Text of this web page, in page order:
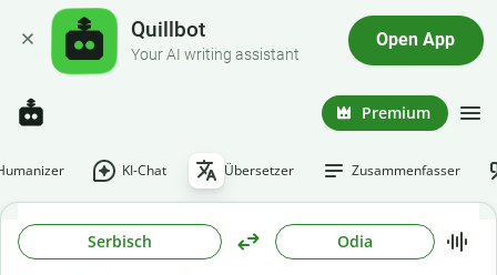
Quillbot
Your AI writing assistant
Open App
Premium
KI-Chat Übersetzer Zusammenfasser
Serbisch Odia